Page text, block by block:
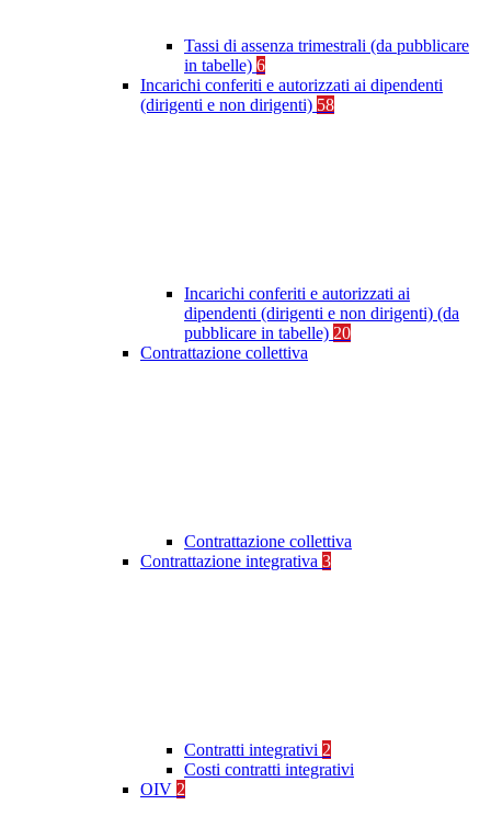
Tassi di assenza trimestrali (da pubblicare
in tabelle) 6
Incarichi conferiti e autorizzati ai dipendenti
(dirigenti e non dirigenti) 58
Incarichi conferiti e autorizzati ai
dipendenti (dirigenti e non dirigenti) (da
pubblicare in tabelle) 20
Contrattazione collettiva
Contrattazione collettiva
Contrattazione integrativa 3
Contratti integrativi 2
Costi contratti integrativi
OIV 2